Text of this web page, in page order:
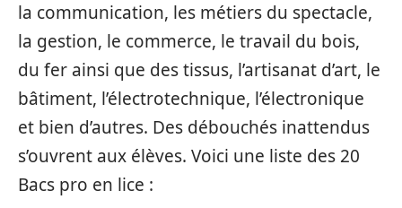
la communication, les métiers du spectacle,
la gestion, le commerce, le travail du bois,
du fer ainsi que des tissus, l’artisanat d’art, le
bâtiment, l’électrotechnique, l’électronique
et bien d’autres. Des débouchés inattendus
s’ouvrent aux élèves. Voici une liste des 20
Bacs pro en lice :